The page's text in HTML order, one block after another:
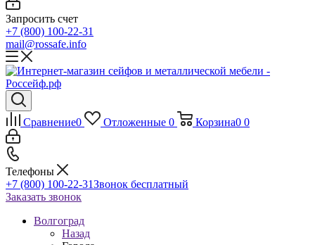
Запросить счет
+7 (800) 100-22-31
mail@rossafe.info
Сравнение0 Отложенные 0 Корзина0 0
Телефоны
+7 (800) 100-22-31Звонок бесплатный
Заказать звонок
Волгоград
Назад